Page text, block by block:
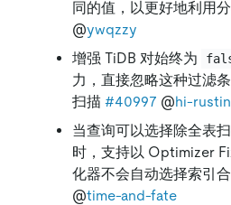
同的值，以更好地利用
@ywqzzy
增强 TiDB 对始终为
力，直接忽略这种过滤
扫描 #40997 @hi-rustin
当查询可以选择除全表
时，支持以 Optimizer
化器不会自动选择索引
@time-and-fate